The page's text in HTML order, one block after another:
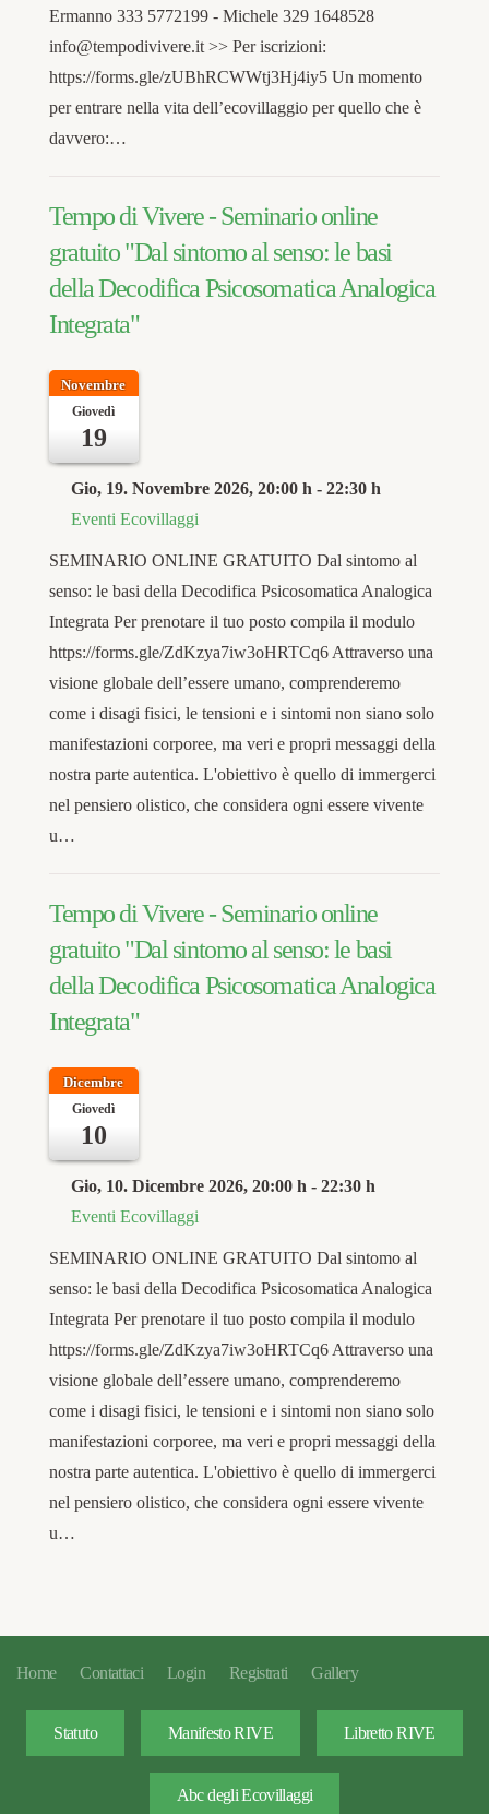
Ermanno 333 5772199 - Michele 329 1648528
info@tempodivivere.it >> Per iscrizioni:
https://forms.gle/zUBhRCWWtj3Hj4iy5 Un momento
per entrare nella vita dell’ecovillaggio per quello che è
davvero:…
Tempo di Vivere - Seminario online
gratuito "Dal sintomo al senso: le basi
della Decodifica Psicosomatica Analogica
Integrata"
Novembre
Giovedì
19
Gio, 19. Novembre 2026, 20:00 h - 22:30 h
Eventi Ecovillaggi
SEMINARIO ONLINE GRATUITO Dal sintomo al
senso: le basi della Decodifica Psicosomatica Analogica
Integrata Per prenotare il tuo posto compila il modulo
https://forms.gle/ZdKzya7iw3oHRTCq6 Attraverso una
visione globale dell’essere umano, comprenderemo
come i disagi fisici, le tensioni e i sintomi non siano solo
manifestazioni corporee, ma veri e propri messaggi della
nostra parte autentica. L'obiettivo è quello di immergerci
nel pensiero olistico, che considera ogni essere vivente
u…
Tempo di Vivere - Seminario online
gratuito "Dal sintomo al senso: le basi
della Decodifica Psicosomatica Analogica
Integrata"
Dicembre
Giovedì
10
Gio, 10. Dicembre 2026, 20:00 h - 22:30 h
Eventi Ecovillaggi
SEMINARIO ONLINE GRATUITO Dal sintomo al
senso: le basi della Decodifica Psicosomatica Analogica
Integrata Per prenotare il tuo posto compila il modulo
https://forms.gle/ZdKzya7iw3oHRTCq6 Attraverso una
visione globale dell’essere umano, comprenderemo
come i disagi fisici, le tensioni e i sintomi non siano solo
manifestazioni corporee, ma veri e propri messaggi della
nostra parte autentica. L'obiettivo è quello di immergerci
nel pensiero olistico, che considera ogni essere vivente
u…
Home Contattaci Login Registrati Gallery
Statuto Manifesto RIVE Libretto RIVE
Abc degli Ecovillaggi